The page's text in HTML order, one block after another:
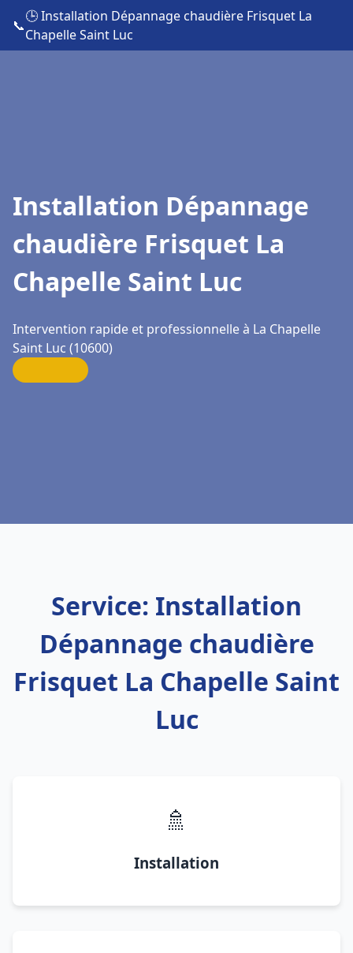
📞
🕒 Installation Dépannage chaudière Frisquet La
Chapelle Saint Luc
Installation Dépannage
chaudière Frisquet La
Chapelle Saint Luc
Intervention rapide et professionnelle à La Chapelle
Saint Luc (10600)
Service: Installation
Dépannage chaudière
Frisquet La Chapelle Saint
Luc
🚿
Installation